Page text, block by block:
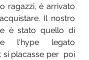
ragazzi, è arrivato
Il nostro
è stato quello di
l'hype legato
si placasse per  poi